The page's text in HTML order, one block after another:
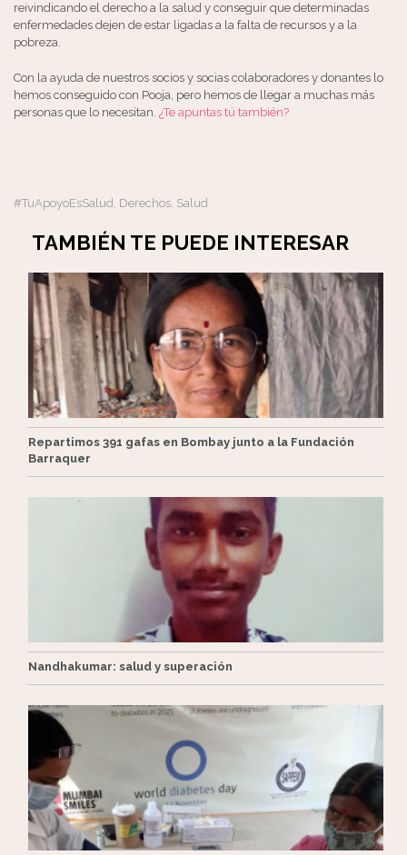
reivindicando el derecho a la salud y conseguir que determinadas
enfermedades dejen de estar ligadas a la falta de recursos y a la
pobreza.
Con la ayuda de nuestros socios y socias colaboradores y donantes lo
hemos conseguido con Pooja, pero hemos de llegar a muchas más
personas que lo necesitan. ¿Te apuntas tú también?
#TuApoyoEsSalud , Derechos, Salud
TAMBIÉN TE PUEDE INTERESAR
Repartimos 391 gafas en Bombay junto a la Fundación
Barraquer
Nandhakumar: salud y superación